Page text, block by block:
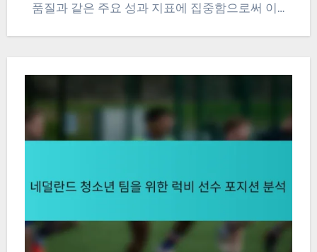
품질과 같은 주요 성과 지표에 집중함으로써 이…